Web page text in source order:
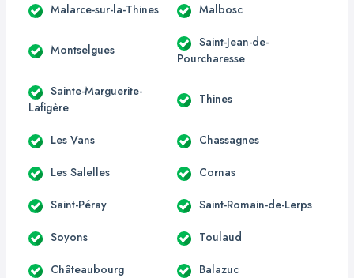
Malarce-sur-la-Thines Malbosc
Montselgues
Saint-Jean-de-
Pourcharesse
Sainte-Marguerite-
Lafigère
Thines
Les Vans Chassagnes
Les Salelles Cornas
Saint-Péray Saint-Romain-de-Lerps
Soyons Toulaud
Châteaubourg Balazuc